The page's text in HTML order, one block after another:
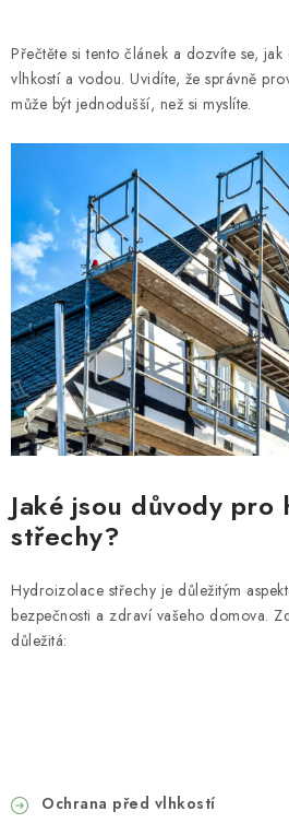
Přečtěte si tento článek a dozvíte se,
vlhkostí a vodou. Uvidíte, že správně
může být jednodušší, než si myslíte.
Jaké jsou důvody pro
střechy?
Hydroizolace střechy je důležitým
bezpečnosti a zdraví vašeho domova.
důležitá:
Ochrana před vlhkostí